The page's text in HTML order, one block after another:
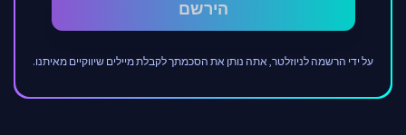
הירשם
על ידי הרשמה לניוזלטר, אתה נותן את הסכמתך לקבלת מיילים שיווקיים מאיתנו.